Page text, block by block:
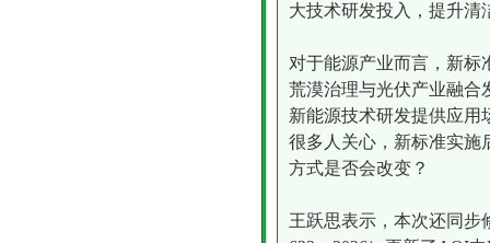
大技术研发投入，提升清
对于能源产业而言，新标
荒漠治理与光伏产业融合
新能源技术研发提供应用
很多人关心，新标准实施
方式是否会改变？
王跃思表示，本次还同步